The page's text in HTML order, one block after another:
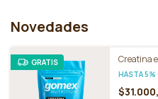
Novedades
GRATIS Creatina
HASTA 5%